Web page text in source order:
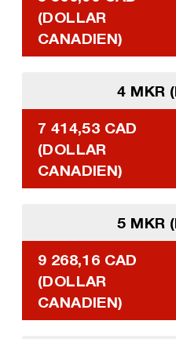
(DOLLAR
CANADIEN)
4 MKR
7 414,53 CAD
(DOLLAR
CANADIEN)
5 MKR
9 268,16 CAD
(DOLLAR
CANADIEN)